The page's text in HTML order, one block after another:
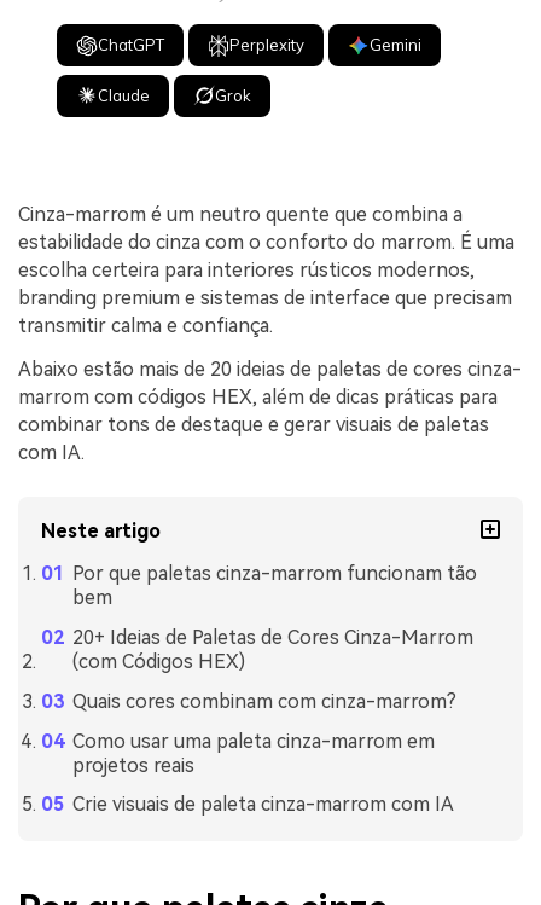
ChatGPT Perplexity Gemini
Claude Grok
Cinza-marrom é um neutro quente que combina a
estabilidade do cinza com o conforto do marrom. É uma
escolha certeira para interiores rústicos modernos,
branding premium e sistemas de interface que precisam
transmitir calma e confiança.
Abaixo estão mais de 20 ideias de paletas de cores cinza-
marrom com códigos HEX, além de dicas práticas para
combinar tons de destaque e gerar visuais de paletas
com IA.
Neste artigo
Por que paletas cinza-marrom funcionam tão
bem
20+ Ideias de Paletas de Cores Cinza-Marrom
(com Códigos HEX)
Quais cores combinam com cinza-marrom?
Como usar uma paleta cinza-marrom em
projetos reais
Crie visuais de paleta cinza-marrom com IA